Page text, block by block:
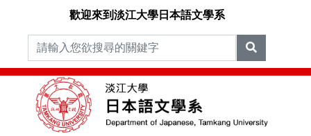
歡迎來到淡江大學日本語文學系